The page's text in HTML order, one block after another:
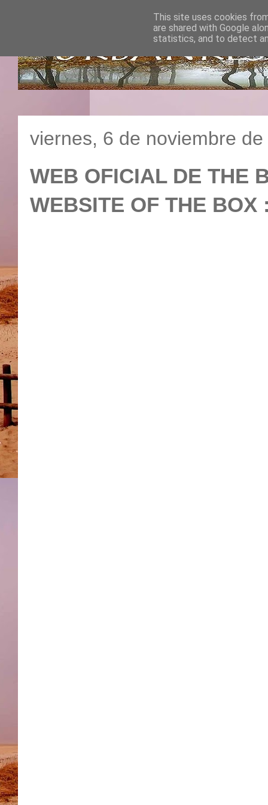
viernes, 6 de noviembre
WEB OFICIAL DE THE
WEBSITE OF THE
This site uses cookies
are shared with Google
statistics, and to detect